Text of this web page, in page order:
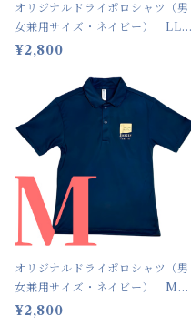
オリジナルドライポロシャツ（男
女兼用サイズ・ネイビー） LLサ
イズ
¥2,800
オリジナルドライポロシャツ（男
女兼用サイズ・ネイビー） Mサ
イズ
¥2,800